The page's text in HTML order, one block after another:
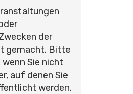
der
gemacht. Bitte
Sie nicht
auf denen Sie
werden.